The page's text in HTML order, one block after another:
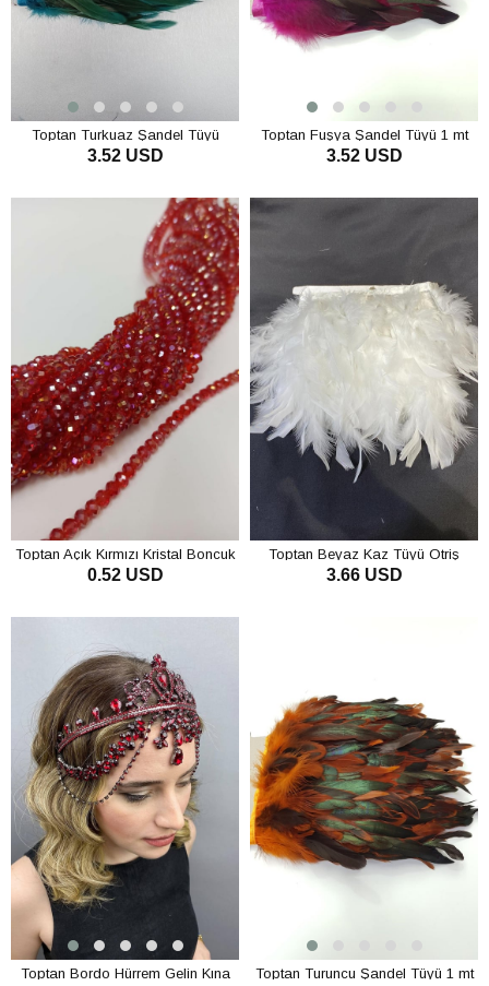
Toptan Turkuaz Şandel Tüyü
3.52 USD
Toptan Fuşya Şandel Tüyü 1 mt
3.52 USD
Toptan Açık Kırmızı Kristal Boncuk
6 mm
0.52 USD
Toptan Beyaz Kaz Tüyü Otriş
Biyeli Şerit Tüy
3.66 USD
Toptan Bordo Hürrem Gelin Kına
Toptan Turuncu Şandel Tüyü 1 mt